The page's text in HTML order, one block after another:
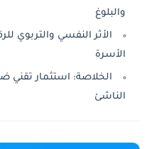
والبلوغ
الأثر النفسي والتربوي
الأسرة
الخلاصة: استثمار تقني
الناشئ